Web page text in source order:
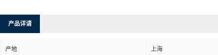
产品详请
产地 上海